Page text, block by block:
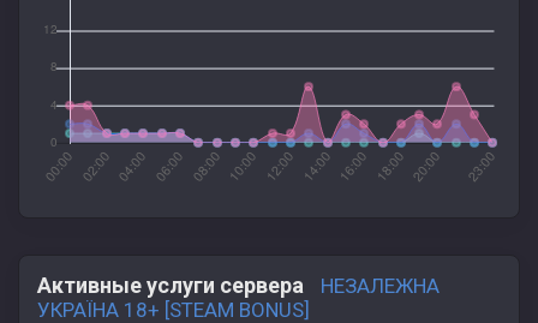
Активные услуги сервера
НЕЗАЛЕЖНА
УКРАЇНА 18+ [STEAM BONUS]